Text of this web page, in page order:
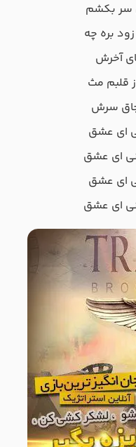
سر بکشم
بره چه
آخرش
قلبم مث
سرش
ای عشق
ای عشق
ای عشق
ای عشق